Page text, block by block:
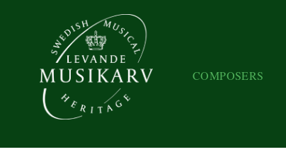
COMPOSERS